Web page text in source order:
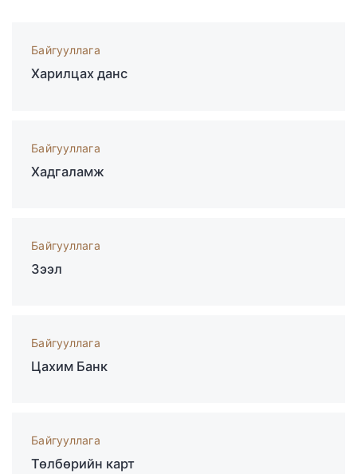
Байгууллага
Харилцах данс
Байгууллага
Хадгаламж
Байгууллага
Зээл
Байгууллага
Цахим Банк
Байгууллага
Төлбөрийн карт